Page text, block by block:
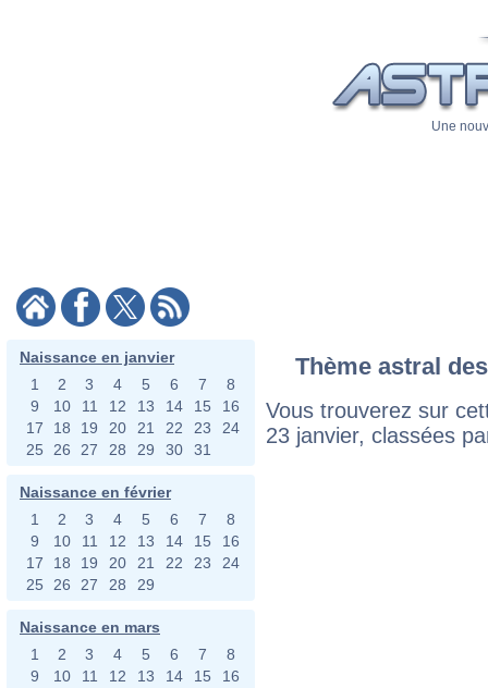
Une
Naissance en janvier
1
2 3 4 5 6 7
8
9
10 11 12 13 14 15
16
17
18 19 20 21 22 23
24
25
26 27 28 29 30 31
Naissance en février
1
2 3 4 5 6 7
8
9
10 11 12 13 14 15
16
17
18 19 20 21 22 23
24
25
26 27 28 29
Naissance en mars
1
2 3 4 5 6 7
8
9
10 11 12 13 14 15
16
Thème astral
Vous trouverez sur
23 janvier, classées